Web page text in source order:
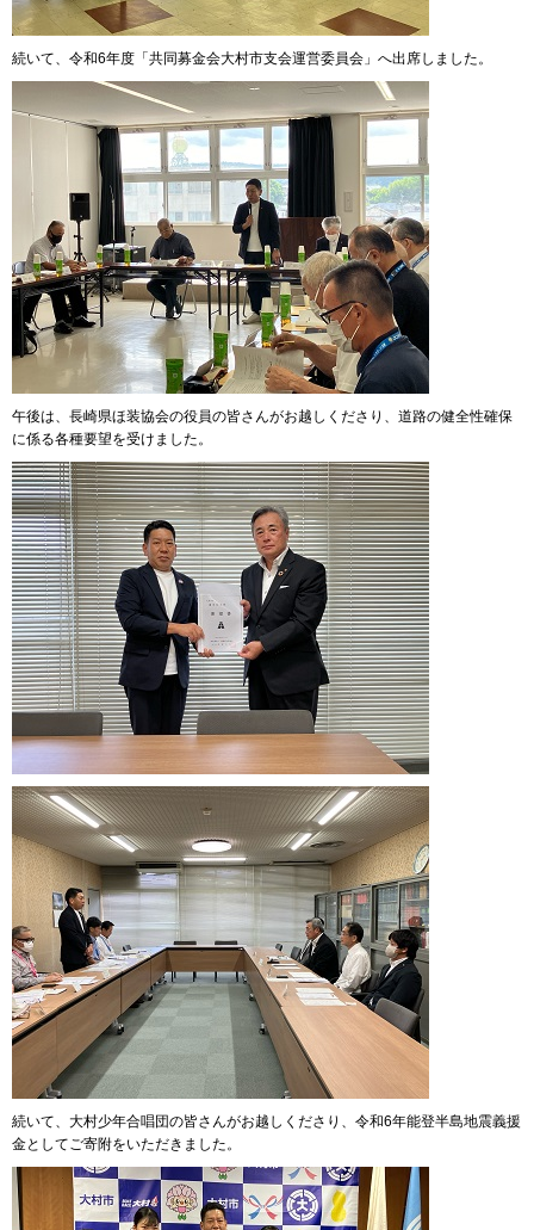
続いて、令和6年度「共同募金会大村市支会運営委員会」へ出席しました。
午後は、長崎県ほ装協会の役員の皆さんがお越しくださり、道路の健全性確保
に係る各種要望を受けました。
続いて、大村少年合唱団の皆さんがお越しくださり、令和6年能登半島地震義援
金としてご寄附をいただきました。